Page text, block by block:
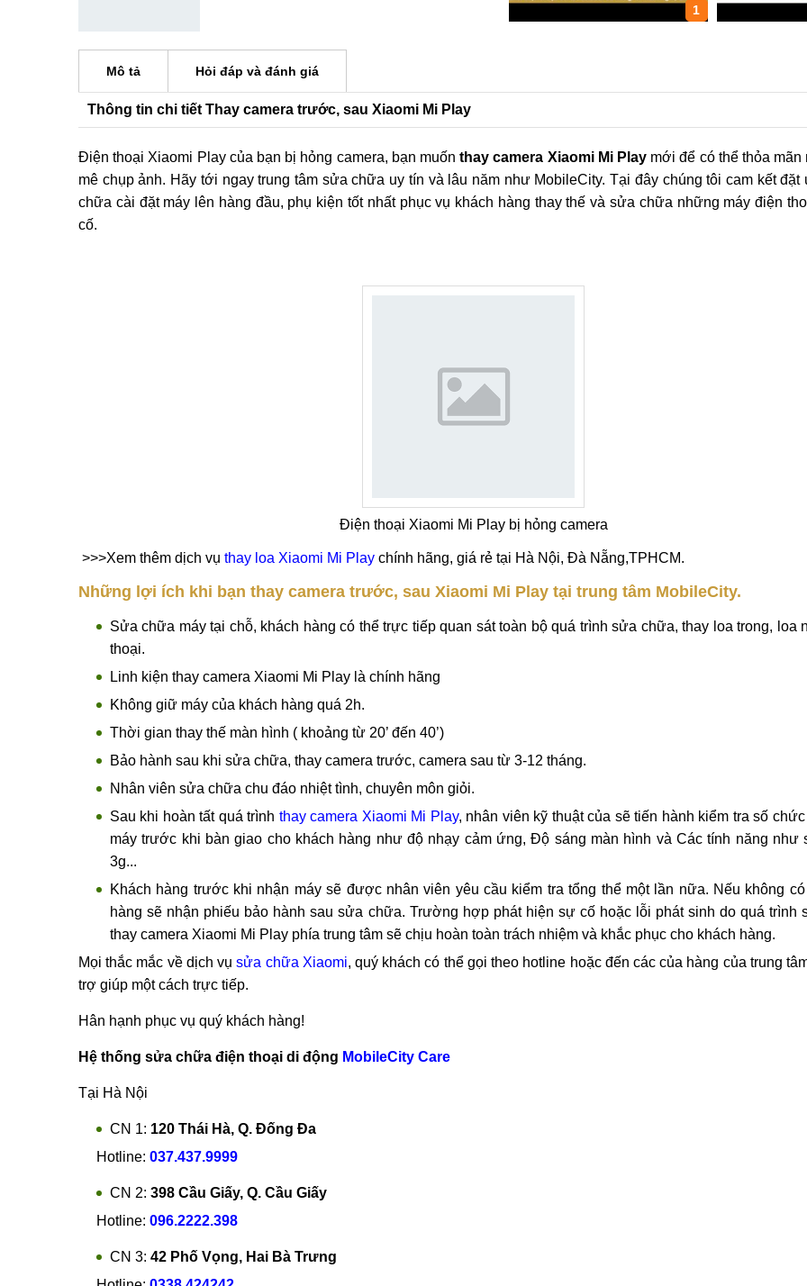
1
Mô tả Hỏi đáp và đánh giá
Thông tin chi tiết Thay camera trước, sau Xiaomi Mi Play
Điện thoại Xiaomi Play của bạn bị hỏng camera, bạn muốnthay camera Xiaomi Mi Playmới để có thể thỏa mãn
mê chụp ảnh. Hãy tới ngay trung tâm sửa chữa uy tín và lâu năm như MobileCity. Tại đây chúng tôi cam kết đặt
chữa cài đặt máy lên hàng đầu, phụ kiện tốt nhất phục vụ khách hàng thay thế và sửa chữa những máy điện
cố.
Điện thoại Xiaomi Mi Play bị hỏng camera
>>>Xem thêm dịch vụ thay loa Xiaomi Mi Play chính hãng, giá rẻ tại Hà Nội, Đà Nẵng,TPHCM.
Những lợi ích khi bạn thay camera trước, sau Xiaomi Mi Play tại trung tâm MobileCity.
Sửa chữa máy tại chỗ, khách hàng có thể trực tiếp quan sát toàn bộ quá trình sửa chữa, thay loa trong, loa
thoại.
Linh kiện thay camera Xiaomi Mi Play là chính hãng
Không giữ máy của khách hàng quá 2h.
Thời gian thay thế màn hình ( khoảng từ 20’ đến 40’)
Bảo hành sau khi sửa chữa, thay camera trước, camera sau từ 3-12 tháng.
Nhân viên sửa chữa chu đáo nhiệt tình, chuyên môn giỏi.
Sau khi hoàn tất quá trình thay camera Xiaomi Mi Play, nhân viên kỹ thuật của sẽ tiến hành kiểm tra số
máy trước khi bàn giao cho khách hàng như độ nhạy cảm ứng, Độ sáng màn hình và Các tính năng như
3g...
Khách hàng trước khi nhận máy sẽ được nhân viên yêu cầu kiểm tra tổng thể một lần nữa. Nếu không
hàng sẽ nhận phiếu bảo hành sau sửa chữa. Trường hợp phát hiện sự cố hoặc lỗi phát sinh do quá trình
thay camera Xiaomi Mi Play phía trung tâm sẽ chịu hoàn toàn trách nhiệm và khắc phục cho khách hàng.
Mọi thắc mắc về dịch vụ sửa chữa Xiaomi, quý khách có thể gọi theo hotline hoặc đến các của hàng của trung
trợ giúp một cách trực tiếp.
Hân hạnh phục vụ quý khách hàng!
Hệ thống sửa chữa điện thoại di động MobileCity Care
Tại Hà Nội
CN 1: 120 Thái Hà, Q. Đống Đa
Hotline: 037.437.9999
CN 2: 398 Cầu Giấy, Q. Cầu Giấy
Hotline: 096.2222.398
CN 3: 42 Phố Vọng, Hai Bà Trưng